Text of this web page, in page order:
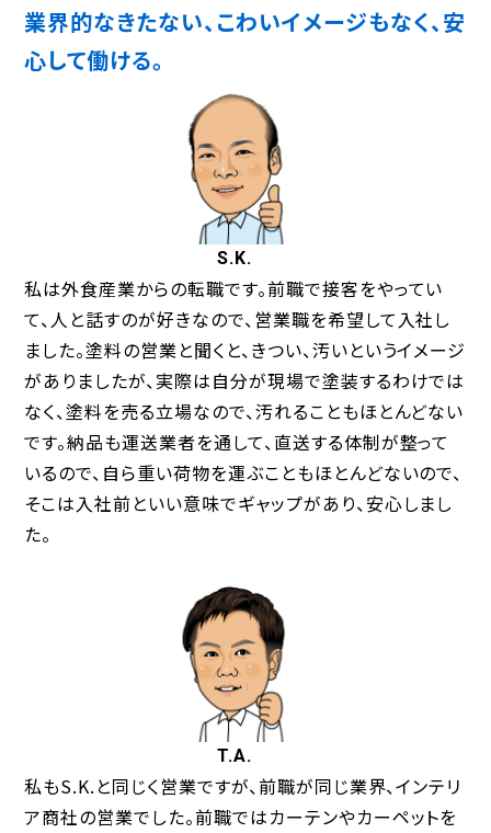
業界的なきたない、こわいイメージもなく、安
心して働ける。
S.K.
私は外食産業からの転職です。前職で接客をやってい
て、人と話すのが好きなので、営業職を希望して入社し
ました。塗料の営業と聞くと、きつい、汚いというイメージ
がありましたが、実際は自分が現場で塗装するわけでは
なく、塗料を売る立場なので、汚れることもほとんどない
です。納品も運送業者を通して、直送する体制が整って
いるので、自ら重い荷物を運ぶこともほとんどないので、
そこは入社前といい意味でギャップがあり、安心しまし
た。
T.A.
私もS.K.と同じく営業ですが、前職が同じ業界、インテリ
ア商社の営業でした。前職ではカーテンやカーペットを